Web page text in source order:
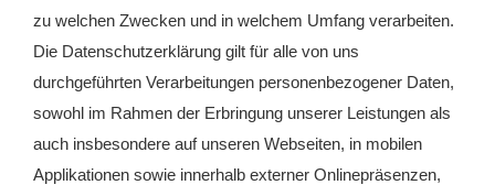
zu welchen Zwecken und in welchem Umfang verarbeiten.
Die Datenschutzerklärung gilt für alle von uns
durchgeführten Verarbeitungen personenbezogener Daten,
sowohl im Rahmen der Erbringung unserer Leistungen als
auch insbesondere auf unseren Webseiten, in mobilen
Applikationen sowie innerhalb externer Onlinepräsenzen,